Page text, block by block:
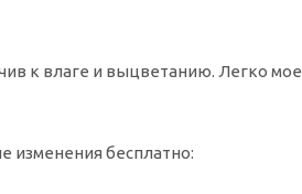
к влаге и выцветанию. Легко
изменения бесплатно: